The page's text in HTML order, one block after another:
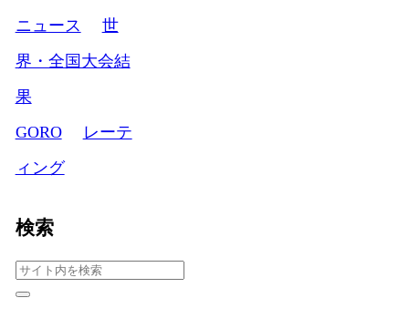
ニュース
世
界・全国大会結
果
GORO
レーテ
ィング
検索